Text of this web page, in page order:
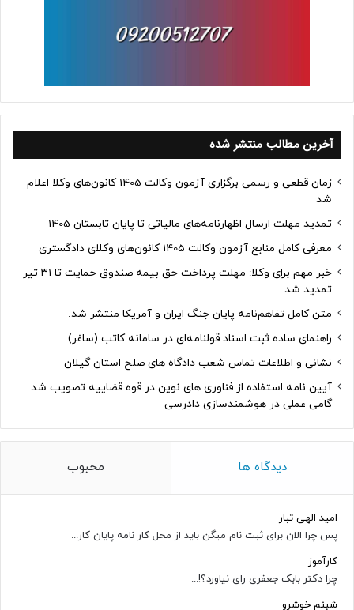
آخرین مطالب منتشر شده
زمان قطعی و رسمی برگزاری آزمون وکالت 1405 کانون‌های وکلا اعلام
شد
تمدید مهلت ارسال اظهارنامه‌های مالیاتی تا پایان تابستان 1405
معرفی کامل منابع آزمون وکالت 1405 کانون‌های وکلای دادگستری
خبر مهم برای وکلا: مهلت پرداخت حق بیمه صندوق حمایت تا ۳۱ تیر
تمدید شد.
متن کامل تفاهم‌نامه پایان جنگ ایران و آمریکا منتشر شد.
راهنمای ساده ثبت اسناد قولنامه‌ای در سامانه کاتب (ساغر)
نشانی و اطلاعات تماس شعب دادگاه های صلح استان گیلان
آیین نامه استفاده از فناوری های نوین در قوه قضاییه تصویب شد:
گامی عملی در هوشمندسازی دادرسی
دیدگاه ها محبوب
امید الهی تبار
پس چرا الان برای ثبت نام میگن باید از محل کار نامه پایان کار...
کارآموز
چرا دکتر بابک جعفری رای نیاورد؟!...
شبنم خوشرو